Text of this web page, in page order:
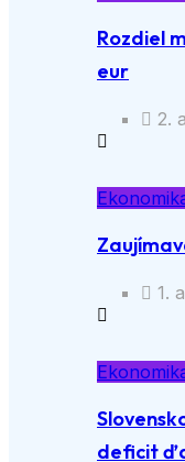
Rozdiel
eur
2.
1.
deficit